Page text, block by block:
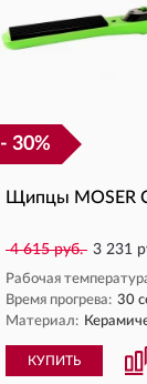
- 30%
Щипцы MOSER
4 615 руб. 3 231
Рабочая
Время прогрева: 30
Материал:
КУПИТЬ